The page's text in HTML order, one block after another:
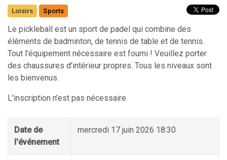
Loisirs Sports
Le pickleball est un sport de padel qui combine des
éléments de badminton, de tennis de table et de tennis.
Tout l'équipement nécessaire est fourni ! Veuillez porter
des chaussures d'intérieur propres. Tous les niveaux sont
les bienvenus.
L'inscription n'est pas nécessaire
Date de
l'événement
mercredi 17 juin 2026 18:30